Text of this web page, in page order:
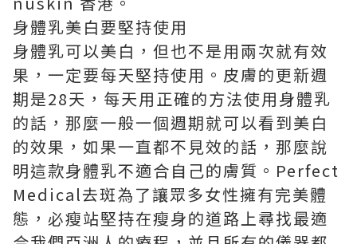
身體乳美白要堅持使用
身體乳可以美白，但也不是用兩次就有效
果，一定要每天堅持使用。皮膚的更新週
期是28天，每天用正確的方法使用身體乳
的話，那麼一般一個週期就可以看到美白
的效果，如果一直都不見效的話，那麼說
明這款身體乳不適合自己的膚質。 Perfect
Medical去斑為了讓眾多女性擁有完美體
態，必瘦站堅持在瘦身的道路上尋找最適